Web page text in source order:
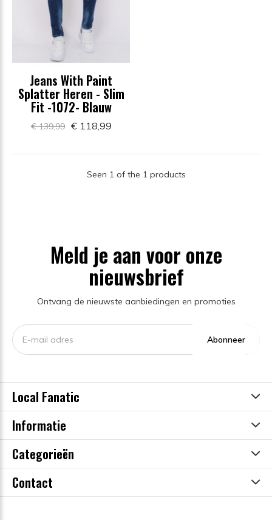
Jeans With Paint
Splatter Heren - Slim
Fit -1072- Blauw
€ 139,99 € 118,99
Seen 1 of the 1 products
Meld je aan voor onze
nieuwsbrief
Ontvang de nieuwste aanbiedingen en promoties
Abonneer
Local Fanatic
Informatie
Categorieën
Contact